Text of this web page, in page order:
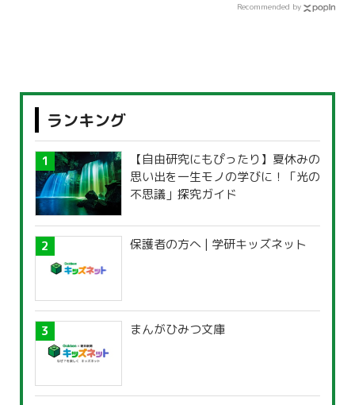
Recommended by
ランキング
【自由研究にもぴったり】夏休みの
思い出を一生モノの学びに！「光の
不思議」探究ガイド
保護者の方へ | 学研キッズネット
まんがひみつ文庫